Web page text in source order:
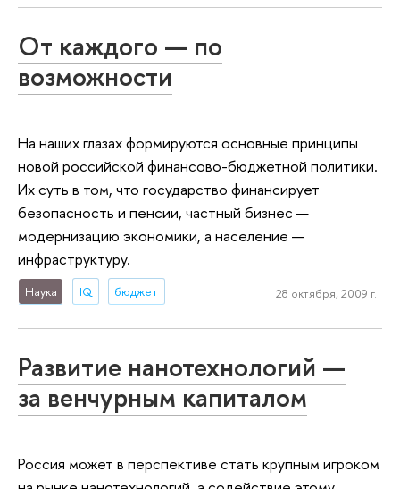
От каждого — по
возможности
На наших глазах формируются основные принципы
новой российской финансово-бюджетной политики.
Их суть в том, что государство финансирует
безопасность и пенсии, частный бизнес —
модернизацию экономики, а население —
инфраструктуру.
Наука IQ бюджет 28 октября, 2009 г.
Развитие нанотехнологий —
за венчурным капиталом
Россия может в перспективе стать крупным игроком